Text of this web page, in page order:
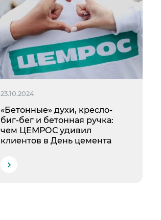
23.10.2024
«Бетонные» духи, кресло-
биг-бег и бетонная ручка:
чем ЦЕМРОС удивил
клиентов в День цемента